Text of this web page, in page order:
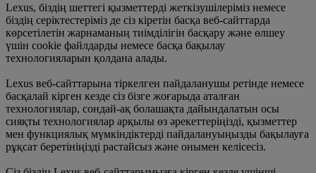
Lexus, біздің шеттегі қызметтерді жеткізушілеріміз немесе
біздің серіктестеріміз де сіз кіретін басқа веб-сайттарда
көрсетілетін жарнаманың тиімділігін басқару және өлшеу
үшін cookie файлдарды немесе басқа бақылау
технологияларын қолдана алады.
Lexus веб-сайттарына тіркелген пайдаланушы ретінде немесе
басқалай кірген кезде сіз бізге жоғарыда аталған
технологиялар, сондай-ақ болашақта дайындалатын осы
сияқты технологиялар арқылы өз әрекеттеріңізді, қызметтер
мен функциялық мүмкіндіктерді пайдалануыңызды бақылауға
рұқсат беретініңізді растайсыз және онымен келісесіз.